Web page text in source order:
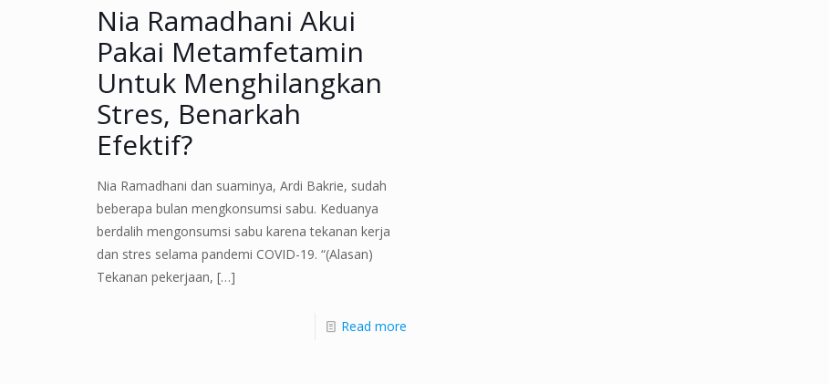
Nia Ramadhani Akui
Pakai Metamfetamin
Untuk Menghilangkan
Stres, Benarkah
Efektif?
Nia Ramadhani dan suaminya, Ardi Bakrie, sudah
beberapa bulan mengkonsumsi sabu. Keduanya
berdalih mengonsumsi sabu karena tekanan kerja
dan stres selama pandemi COVID-19. “(Alasan)
Tekanan pekerjaan, […]
Read more